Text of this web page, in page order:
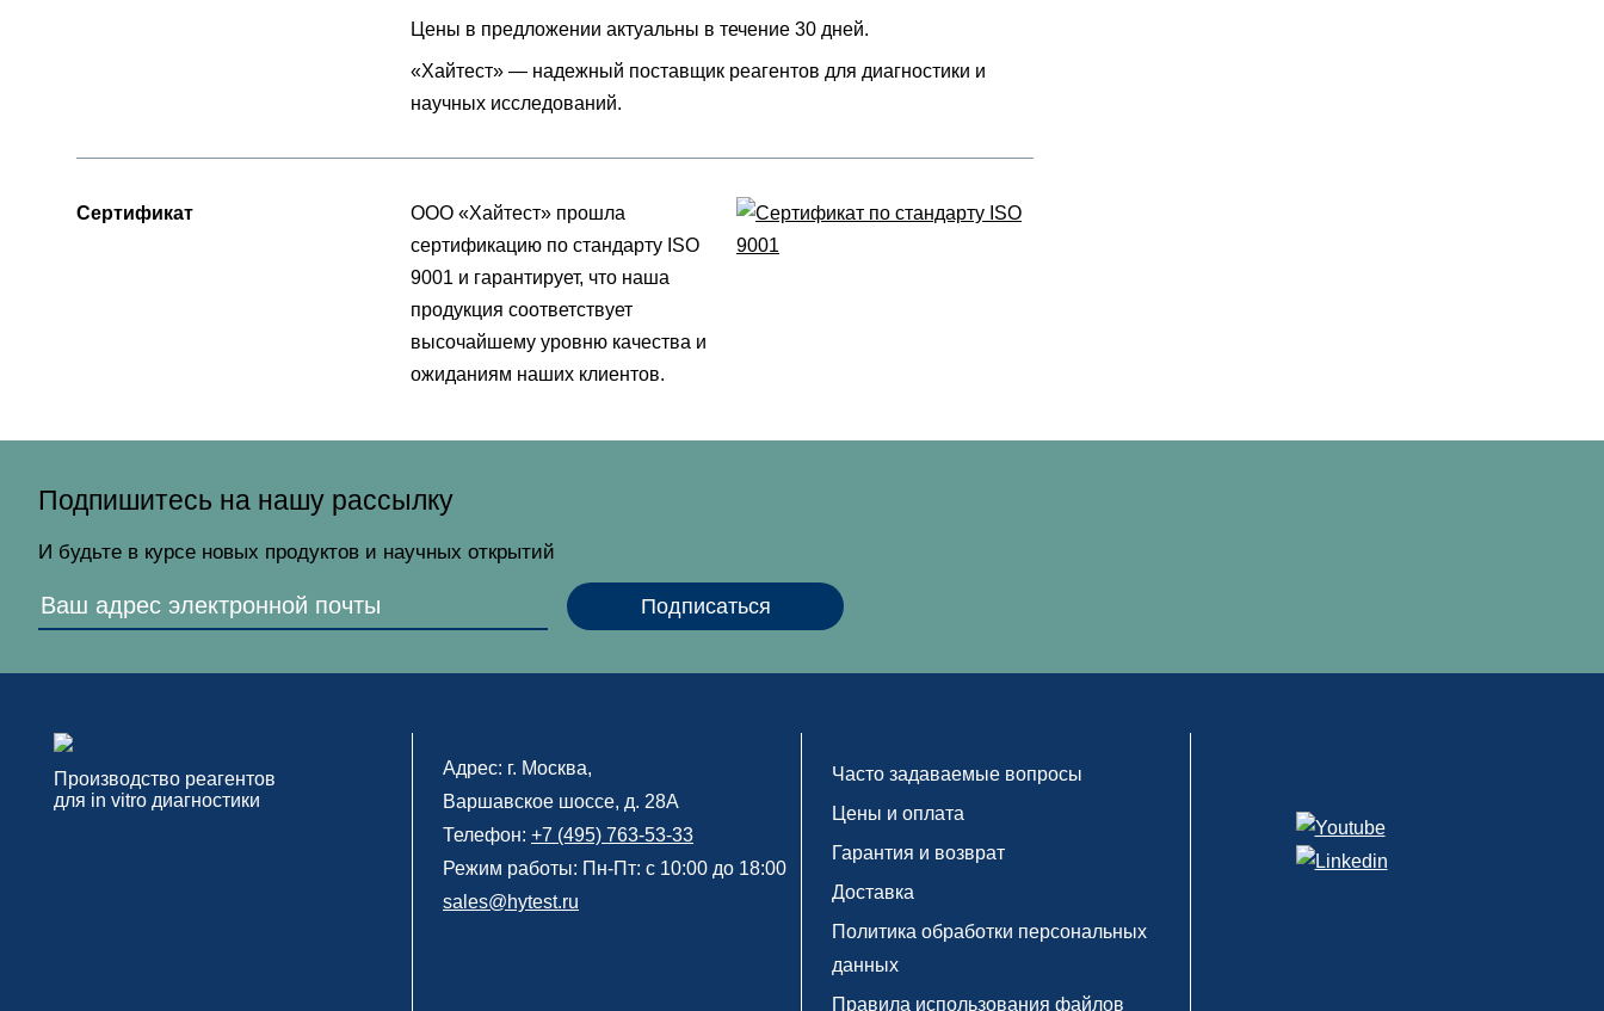
Цены в предложении актуальны в течение 30 дней.
«Хайтест» — надежный поставщик реагентов для диагностики и
научных исследований.
Сертификат
ООО «Хайтест» прошла
сертификацию по стандарту ISO
9001 и гарантирует, что наша
продукция соответствует
высочайшему уровню качества и
ожиданиям наших клиентов.
Подпишитесь на нашу рассылку
И будьте в курсе новых продуктов и научных открытий
Производство реагентов
для in vitro диагностики
Адрес: г. Москва,
Варшавское шоссе, д. 28А
Телефон: +7 (495) 763-53-33
Режим работы: Пн-Пт: с 10:00 до 18:00
sales@hytest.ru
Часто задаваемые вопросы
Цены и оплата
Гарантия и возврат
Доставка
Политика обработки персональных
данных
Правила использования файлов